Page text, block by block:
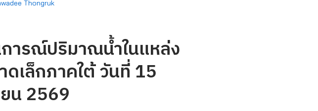
Thongruk
ารณ์ปริมาณน้ำในแหล่ง
ดเล็กภาคใต้ วันที่ 15
น 2569